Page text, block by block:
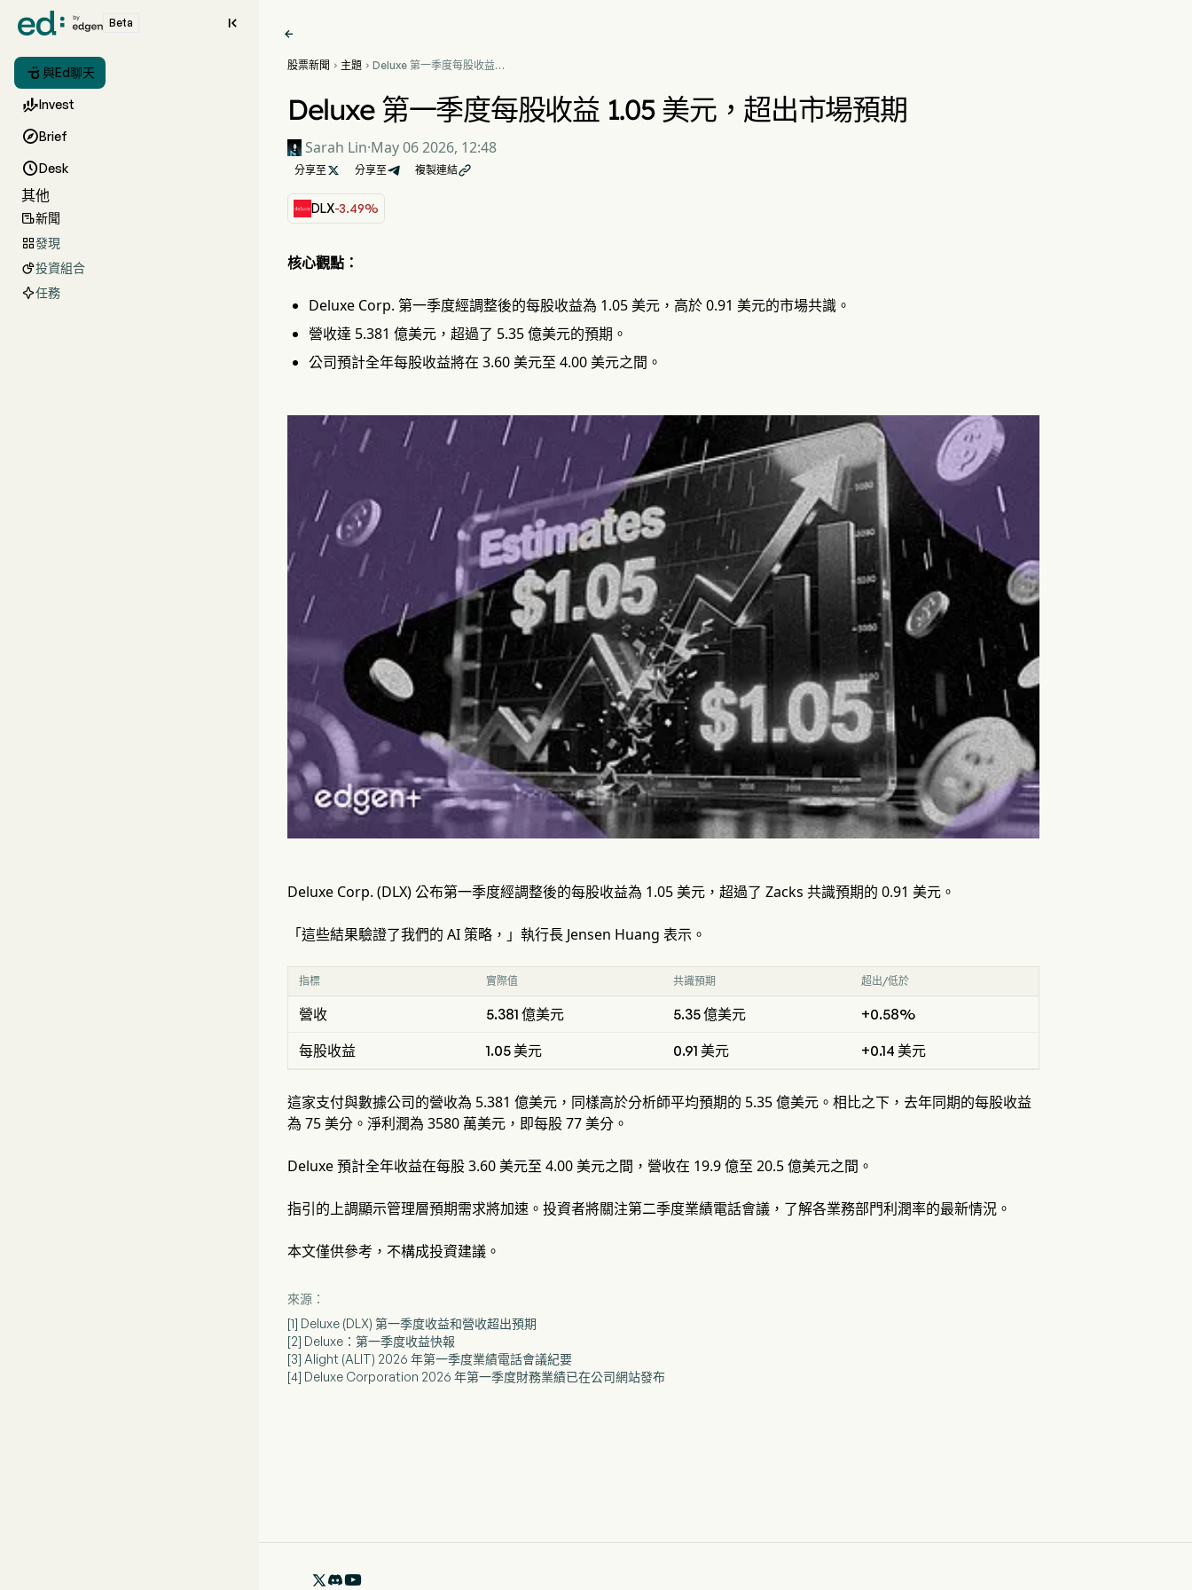
Beta 
 與Ed聊天
Invest
Brief
Desk
其他
新聞
發現
投資組合
任務

股票新聞  主題  Deluxe 第一季度每股收益
Deluxe 第一季度每股收益 1.05 美元，超出市場預期
Sarah Lin·May 06 2026, 12:48
分享至  分享至 複製連結
DLX-3.49%
核心觀點：
Deluxe Corp. 第一季度經調整後的每股收益為 1.05 美元，高於 0.91 美元的市場共識。
營收達 5.381 億美元，超過了 5.35 億美元的預期。
公司預計全年每股收益將在 3.60 美元至 4.00 美元之間。
Deluxe Corp. (DLX) 公布第一季度經調整後的每股收益為 1.05 美元，超過了 Zacks 共識預期的 0.91 美元。
「這些結果驗證了我們的 AI 策略，」執行長 Jensen Huang 表示。
指標 實際值 共識預期 超出/低於
營收 5.381 億美元 5.35 億美元 +0.58%
每股收益 1.05 美元 0.91 美元 +0.14 美元
這家支付與數據公司的營收為 5.381 億美元，同樣高於分析師平均預期的 5.35 億美元。相比之下，去年同期的每股收益
為 75 美分。淨利潤為 3580 萬美元，即每股 77 美分。
Deluxe 預計全年收益在每股 3.60 美元至 4.00 美元之間，營收在 19.9 億至 20.5 億美元之間。
指引的上調顯示管理層預期需求將加速。投資者將關注第二季度業績電話會議，了解各業務部門利潤率的最新情況。
本文僅供參考，不構成投資建議。
來源：
[1] Deluxe (DLX) 第一季度收益和營收超出預期
[2] Deluxe：第一季度收益快報
[3] Alight (ALIT) 2026 年第一季度業績電話會議紀要
[4] Deluxe Corporation 2026 年第一季度財務業績已在公司網站發布
